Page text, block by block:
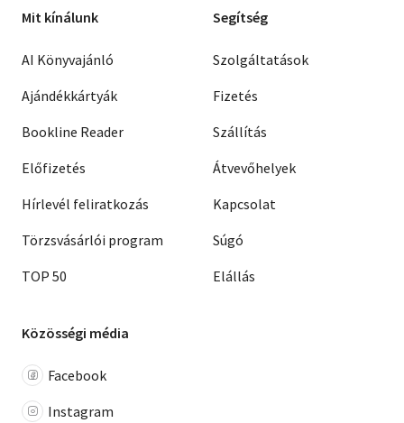
Mit kínálunk
AI Könyvajánló
Ajándékkártyák
Bookline Reader
Előfizetés
Hírlevél feliratkozás
Törzsvásárlói program
TOP 50
Segítség
Szolgáltatások
Fizetés
Szállítás
Átvevőhelyek
Kapcsolat
Súgó
Elállás
Közösségi média
Facebook
Instagram